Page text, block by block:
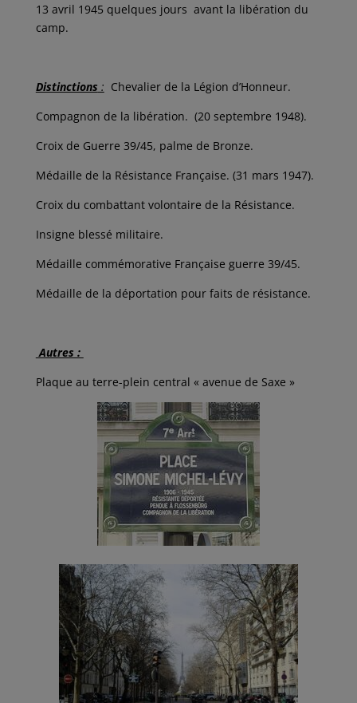
13 avril 1945 quelques jours avant la libération du
camp.
Distinctions : Chevalier de la Légion d’Honneur.
Compagnon de la libération. (20 septembre 1948).
Croix de Guerre 39/45, palme de Bronze.
Médaille de la Résistance Française. (31 mars 1947).
Croix du combattant volontaire de la Résistance.
Insigne blessé militaire.
Médaille commémorative Française guerre 39/45.
Médaille de la déportation pour faits de résistance.
Autres :
Plaque au terre-plein central « avenue de Saxe »